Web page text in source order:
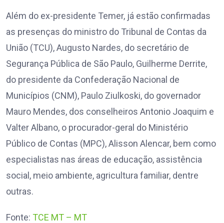
Além do ex-presidente Temer, já estão confirmadas
as presenças do ministro do Tribunal de Contas da
União (TCU), Augusto Nardes, do secretário de
Segurança Pública de São Paulo, Guilherme Derrite,
do presidente da Confederação Nacional de
Municípios (CNM), Paulo Ziulkoski, do governador
Mauro Mendes, dos conselheiros Antonio Joaquim e
Valter Albano, o procurador-geral do Ministério
Público de Contas (MPC), Alisson Alencar, bem como
especialistas nas áreas de educação, assistência
social, meio ambiente, agricultura familiar, dentre
outras.
Fonte: TCE MT – MT